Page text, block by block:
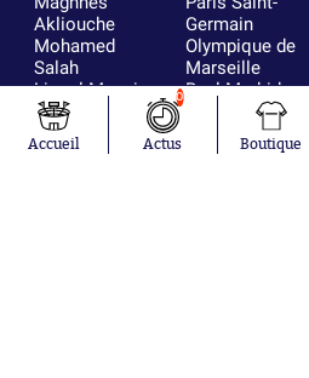
Akliouche
Mohamed
Salah
Lionel Messi
Ferrán Torres
Kilian Corredor
Franco
Germain
Olympique de
Marseille
Real Madrid
Olympique
lyonnais
Accueil
0
Actus Boutique